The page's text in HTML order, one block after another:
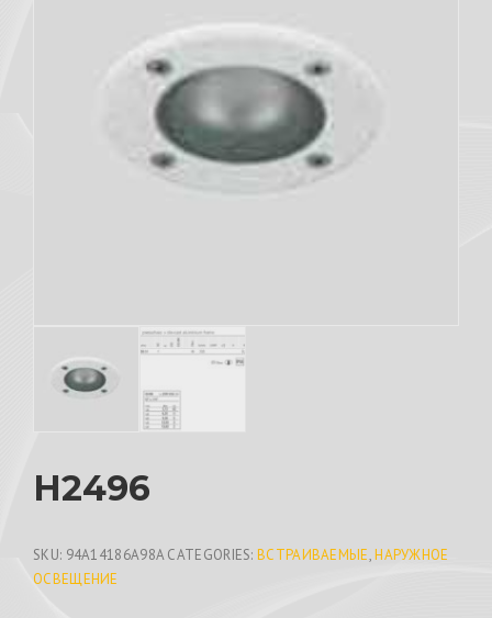
H2496
SKU: 94A14186A98A CATEGORIES:ВСТРАИВАЕМЫЕ,НАРУЖНОЕ
ОСВЕЩЕНИЕ